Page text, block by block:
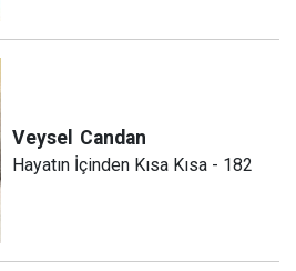
Veysel Candan
Hayatın İçinden Kısa Kısa - 182